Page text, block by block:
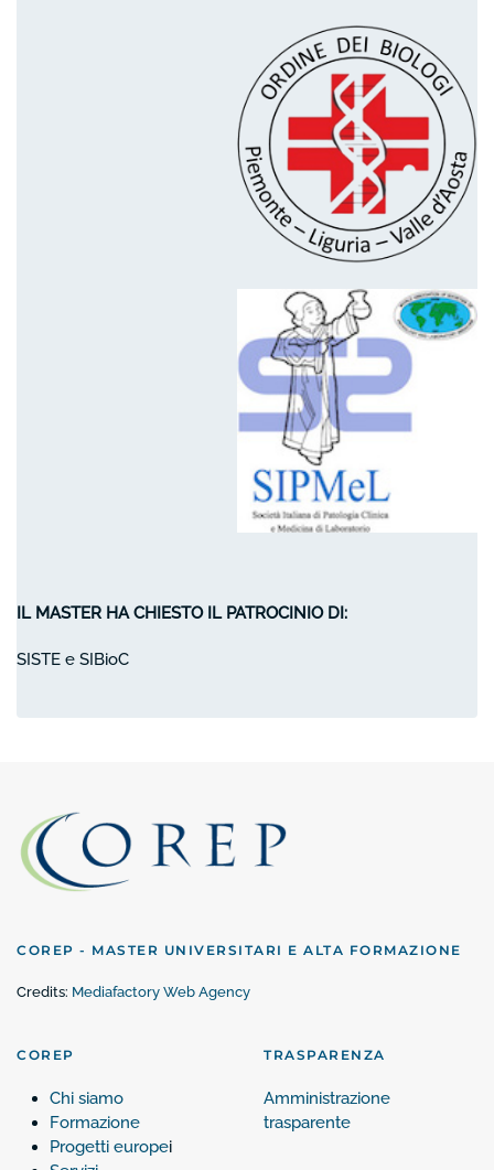
IL MASTER HA CHIESTO IL PATROCINIO DI:
SISTE e SIBioC
COREP - MASTER UNIVERSITARI E ALTA FORMAZIONE
Credits: Mediafactory Web Agency
COREP
Chi siamo
Formazione
Progetti europei
TRASPARENZA
Amministrazione
trasparente